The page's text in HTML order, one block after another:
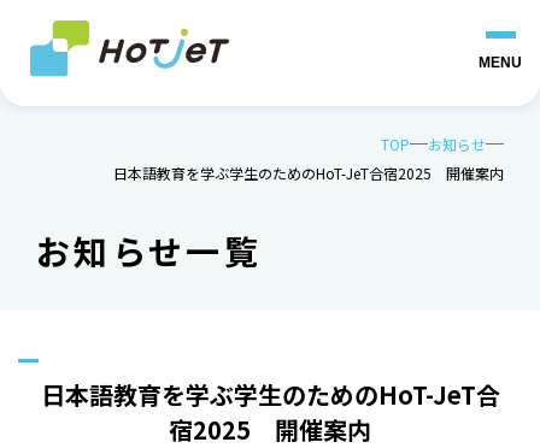
MENU
お知らせ一覧
TOP
お知らせ
日本語教育を学ぶ学生のためのHoT-JeT合宿2025 開催案内
日本語教育を学ぶ学生のためのHoT-JeT合
宿2025 開催案内